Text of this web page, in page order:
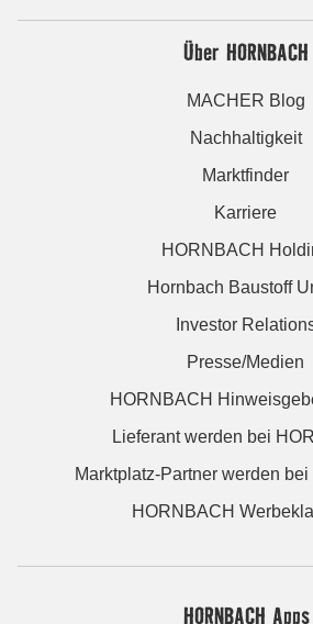
Über HORNBACH
MACHER Blog
Nachhaltigkeit
Marktfinder
Karriere
HORNBACH
Hornbach Baustoff
Investor
Presse/Medien
HORNBACH
Lieferant werden bei
Marktplatz-Partner werden
HORNBACH
HORNBACH Apps